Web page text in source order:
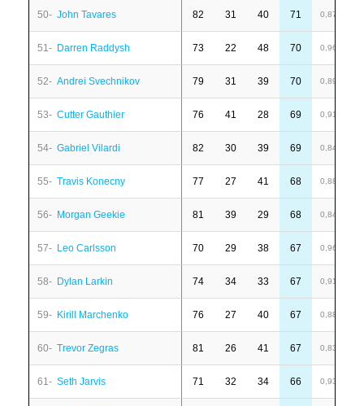
50- John Tavares 82 31 40 71 0,87
51- Darren Raddysh 73 22 48 70 0,96
52- Andrei Svechnikov 79 31 39 70 0,89
53- Cutter Gauthier 76 41 28 69 0,91
54- Gabriel Vilardi 82 30 39 69 0,84
55- Travis Konecny 77 27 41 68 0,88
56- Morgan Geekie 81 39 29 68 0,84
57- Leo Carlsson 70 29 38 67 0,96
58- Dylan Larkin 74 34 33 67 0,91
59- Kirill Marchenko 76 27 40 67 0,88
60- Trevor Zegras 81 26 41 67 0,83
61- Seth Jarvis 71 32 34 66 0,93